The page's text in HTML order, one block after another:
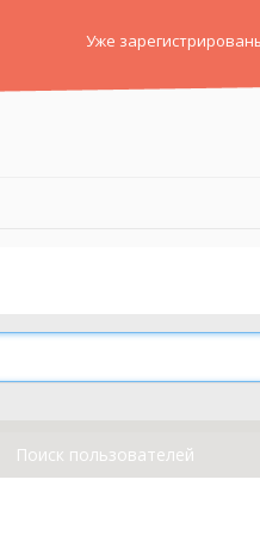
Уже
Поиск пользователей